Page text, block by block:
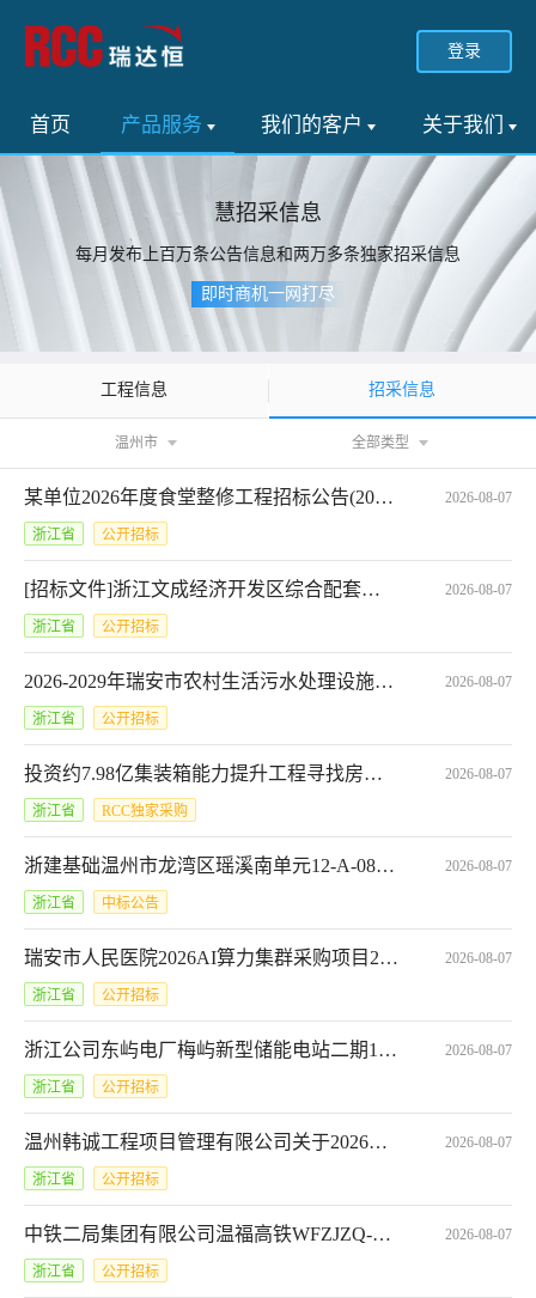
登录
首页 产品服务 我们的客户 关于我们
慧招采信息
每月发布上百万条公告信息和两万多条独家招采信息
即时商机一网打尽
工程信息 招采信息
温州市 全部类型
某单位2026年度食堂整修工程招标公告(2026-JHDGTL-G4001) 2026-08-07
浙江省 公开招标
[招标文件]浙江文成经济开发区综合配套工程-黄坦园区环镇西路新建工程招标文件公示[A3300000090004068001001] 2026-08-07
浙江省 公开招标
2026-2029年瑞安市农村生活污水处理设施运维服务招标文件意见征询公告 2026-08-07
浙江省 公开招标
投资约7.98亿集装箱能力提升工程寻找房屋建筑工程 2026-08-07
浙江省 RCC独家采购
浙建基础温州市龙湾区瑶溪南单元12-A-08a地块项目桩基支护工程H型钢租赁采购任务招标结果 2026-08-07
浙江省 中标公告
瑞安市人民医院2026AI算力集群采购项目2026年8月政府采购意向*2026AI算力集群采购项目 2026-08-07
浙江省 公开招标
浙江公司东屿电厂梅屿新型储能电站二期100MW200MWH项目职业卫生及安全预评价服务竞争性谈判 2026-08-07
浙江省 公开招标
温州韩诚工程项目管理有限公司关于2026年景山公园绿化养护服务采购招标文件意见征询的公告 2026-08-07
浙江省 公开招标
中铁二局集团有限公司温福高铁WFZJZQ-6标项目经理部钢筋集中加工工程,WFZJZQ-6-LWZB-(01)-008号 2026-08-07
浙江省 公开招标